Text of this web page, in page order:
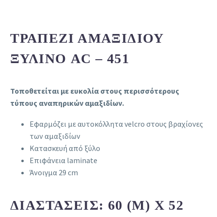
ΤΡΑΠΈΖΙ ΑΜΑΞΙΔΊΟΥ
ΞΎΛΙΝΟ AC – 451
Τοποθετείται με ευκολία στους περισσότερους
τύπους αναπηρικών αμαξιδίων.
Εφαρμόζει με αυτοκόλλητα velcro στους βραχίονες
των αμαξιδίων
Κατασκευή από ξύλο
Επιφάνεια laminate
Άνοιγμα 29 cm
ΔΙΑΣΤΆΣΕΙΣ: 60 (Μ) X 52